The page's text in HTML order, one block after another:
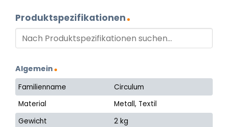
Produktspezifikationen
Algemein
Familienname
Circulum
Material
Metall, Textil
Gewicht
2 kg